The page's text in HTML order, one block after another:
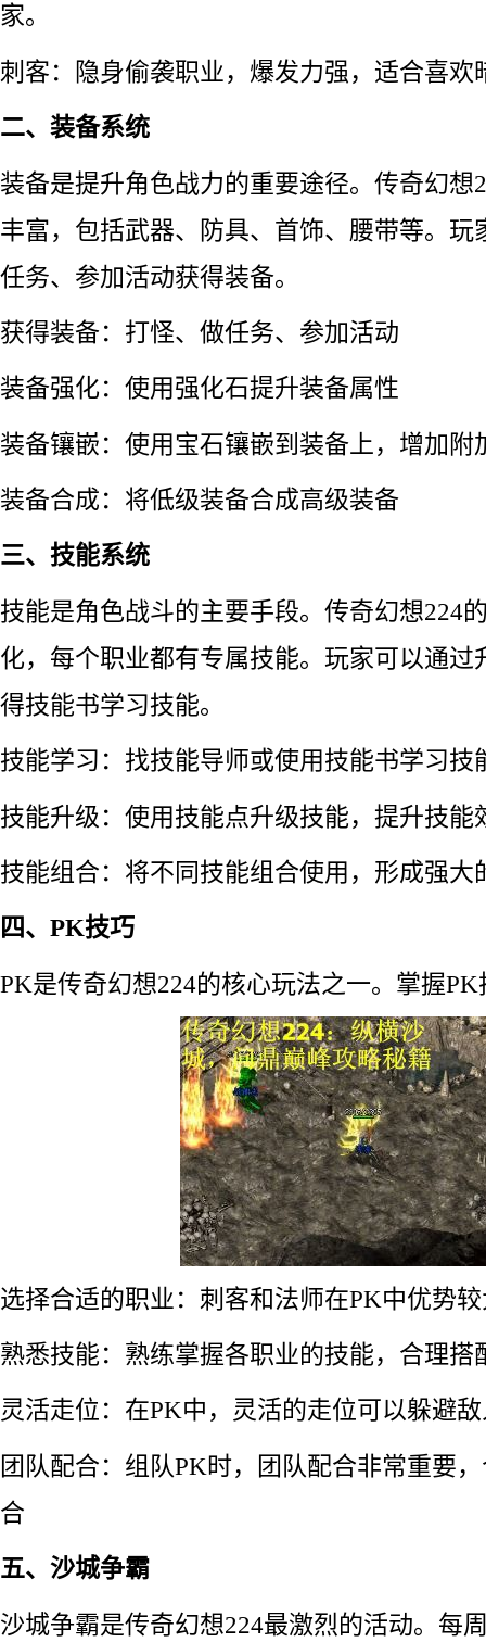
家。
刺客：隐身偷袭职业，爆发力强，适合喜欢
二、装备系统
装备是提升角色战力的重要途径。传奇幻想
丰富，包括武器、防具、首饰、腰带等。玩
任务、参加活动获得装备。
获得装备：打怪、做任务、参加活动
装备强化：使用强化石提升装备属性
装备镶嵌：使用宝石镶嵌到装备上，增加附
装备合成：将低级装备合成高级装备
三、技能系统
技能是角色战斗的主要手段。传奇幻想224
化，每个职业都有专属技能。玩家可以通过
得技能书学习技能。
技能学习：找技能导师或使用技能书学习技
技能升级：使用技能点升级技能，提升技能
技能组合：将不同技能组合使用，形成强大
四、PK技巧
PK是传奇幻想224的核心玩法之一。掌握
选择合适的职业：刺客和法师在PK中优势
熟悉技能：熟练掌握各职业的技能，合理搭
灵活走位：在PK中，灵活的走位可以躲避
团队配合：组队PK时，团队配合非常重要
合
五、沙城争霸
沙城争霸是传奇幻想224最激烈的活动。每